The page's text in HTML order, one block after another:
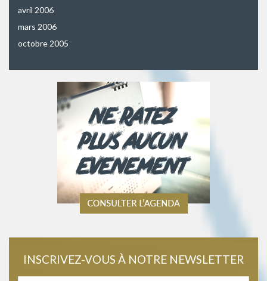
avril 2006
mars 2006
octobre 2005
INSCRIVEZ-VOUS À NOTRE NEWSLETTER